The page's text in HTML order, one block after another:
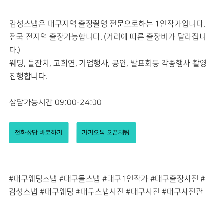
감성스냅은 대구지역 출장촬영 전문으로하는 1인작가입니다.
전국 전지역 출장가능합니다. (거리에 따른 출장비가 달라집니
다.)
웨딩, 돌잔치, 고희연, 기업행사, 공연, 발표회등 각종행사 촬영
진행합니다.
상담가능시간 09:00-24:00
전화상담 바로하기 카카오톡 오픈채팅
#대구웨딩스냅 #대구돌스냅 #대구1인작가 #대구출장사진 #
감성스냅 #대구웨딩 #대구스냅사진 #대구사진 #대구사진관